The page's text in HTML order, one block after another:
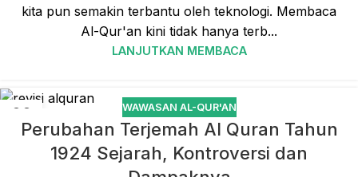
kita pun semakin terbantu oleh teknologi. Membaca
Al-Qur'an kini tidak hanya terb...
LANJUTKAN MEMBACA
08
JAN
WAWASAN AL-QUR'AN
Perubahan Terjemah Al Quran Tahun
1924 Sejarah, Kontroversi dan